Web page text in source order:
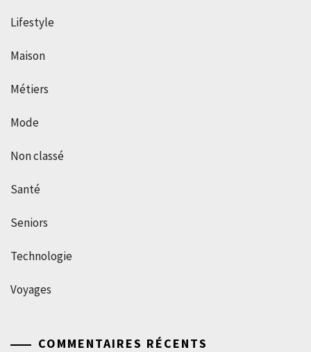
Lifestyle
Maison
Métiers
Mode
Non classé
Santé
Seniors
Technologie
Voyages
COMMENTAIRES RÉCENTS